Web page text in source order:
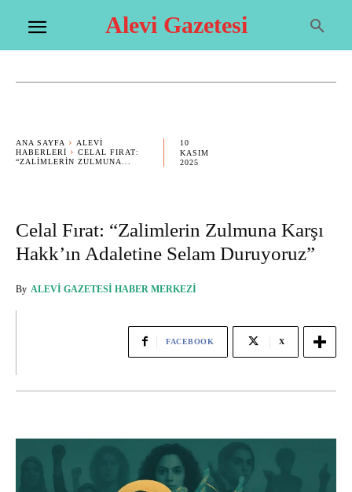
Alevi Gazetesi
ANA SAYFA
ALEVI
HABERLERI
CELAL FIRAT:
“ZALIMLERIN ZULMUNA...
10
KASIM
2025
Celal Fırat: “Zalimlerin Zulmuna Karşı
Hakk’ın Adaletine Selam Duruyoruz”
By ALEVI GAZETESI HABER MERKEZI
FACEBOOK X